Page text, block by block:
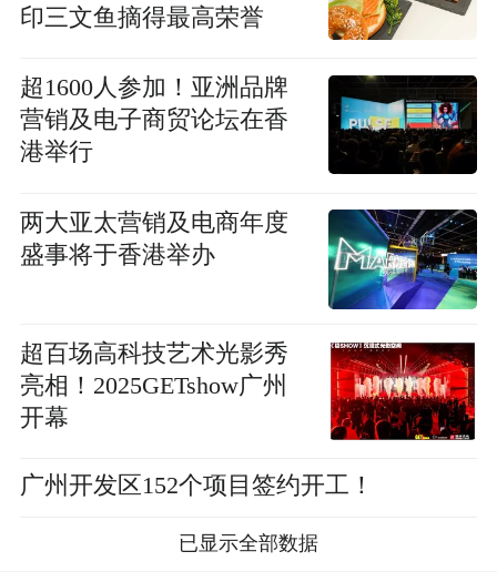
印三文鱼摘得最高荣誉
超1600人参加！亚洲品牌
营销及电子商贸论坛在香
港举行
两大亚太营销及电商年度
盛事将于香港举办
超百场高科技艺术光影秀
亮相！2025GETshow广州
开幕
广州开发区152个项目签约开工！
已显示全部数据